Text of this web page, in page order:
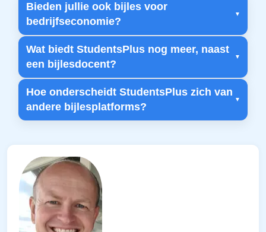
Bieden jullie ook bijles voor
bedrijfseconomie?
Wat biedt StudentsPlus nog meer, naast
een bijlesdocent?
Hoe onderscheidt StudentsPlus zich van
andere bijlesplatforms?